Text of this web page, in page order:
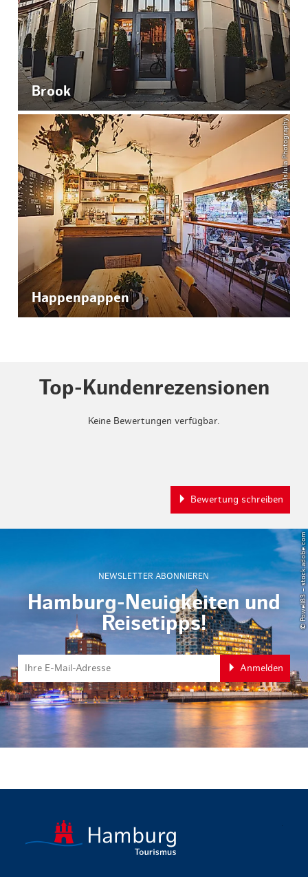
Brook
© ThisIsJulia Photography
Happenpappen
Top-Kundenrezensionen
Keine Bewertungen verfügbar.
Bewertung schreiben
NEWSLETTER ABONNIEREN
Hamburg-Neuigkeiten und
Reisetipps!
Anmelden
© Powell83 – stock.adobe.com